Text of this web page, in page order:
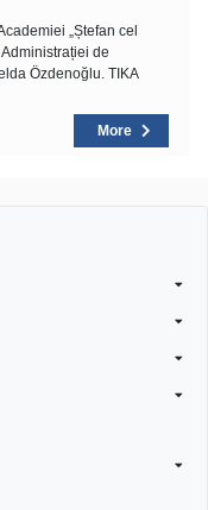
„Ștefan cel
de
Özdenoğlu. TIKA
More